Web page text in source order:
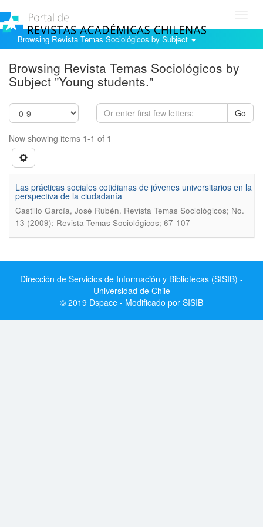
Browsing Revista Temas Sociológicos by Subject
Browsing Revista Temas Sociológicos by
Subject "Young students."
Go
Now showing items 1-1 of 1
Las prácticas sociales cotidianas de jóvenes universitarios en la
perspectiva de la ciudadaní­a
Castillo Garcí­a, José Rubén. Revista Temas Sociológicos; No.
13 (2009): Revista Temas Sociológicos; 67-107
Dirección de Servicios de Información y Bibliotecas (SISIB) -
Universidad de Chile
© 2019 Dspace - Modificado por SISIB